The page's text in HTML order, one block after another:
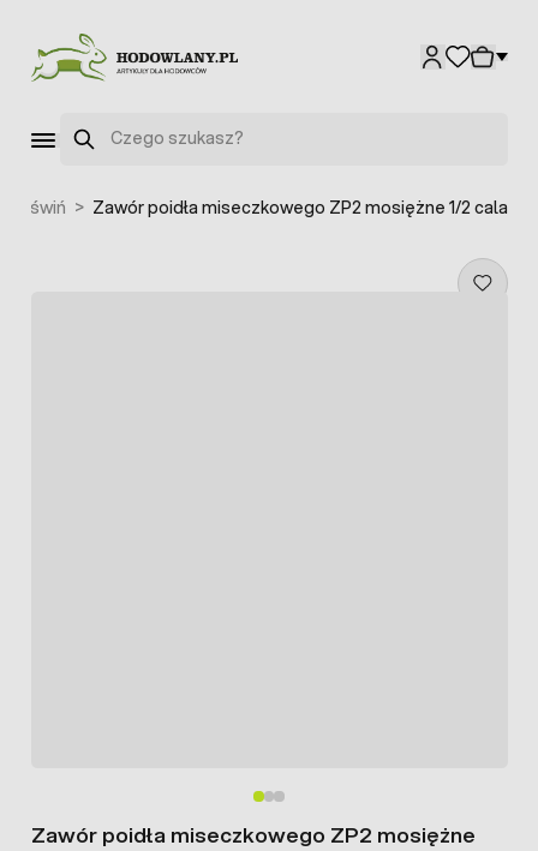
Szukaj
świń > Zawór poidła miseczkowego ZP2 mosiężne 1/2 cala
Zawór poidła miseczkowego ZP2 mosiężne